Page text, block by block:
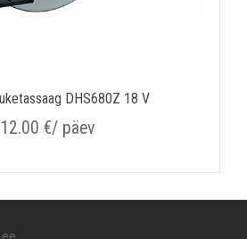
DHS680Z 18 V
12.00 €/ päev